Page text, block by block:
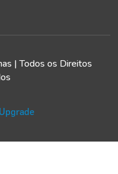
| Todos os Direitos
Upgrade